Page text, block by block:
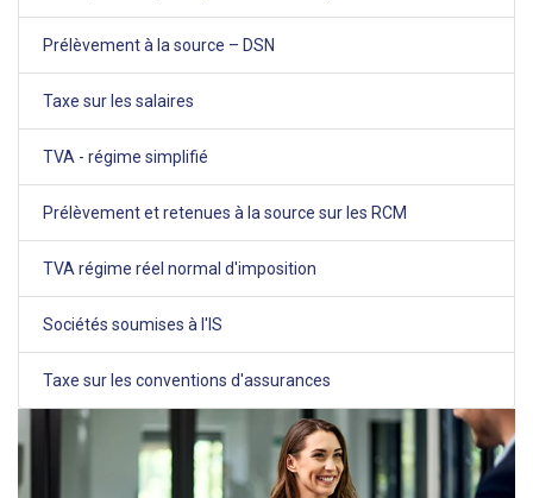
Prélèvement à la source – DSN
Taxe sur les salaires
TVA - régime simplifié
Prélèvement et retenues à la source sur les RCM
TVA régime réel normal d'imposition
Sociétés soumises à l'IS
Taxe sur les conventions d'assurances